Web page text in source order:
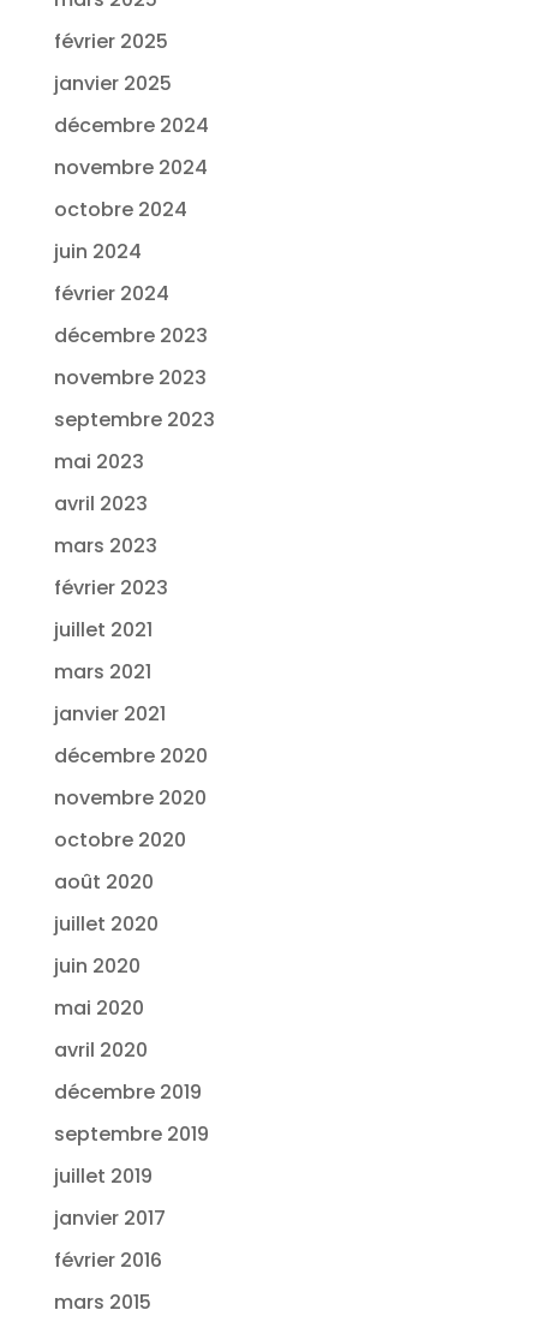
février 2025
janvier 2025
décembre 2024
novembre 2024
octobre 2024
juin 2024
février 2024
décembre 2023
novembre 2023
septembre 2023
mai 2023
avril 2023
mars 2023
février 2023
juillet 2021
mars 2021
janvier 2021
décembre 2020
novembre 2020
octobre 2020
août 2020
juillet 2020
juin 2020
mai 2020
avril 2020
décembre 2019
septembre 2019
juillet 2019
janvier 2017
février 2016
mars 2015